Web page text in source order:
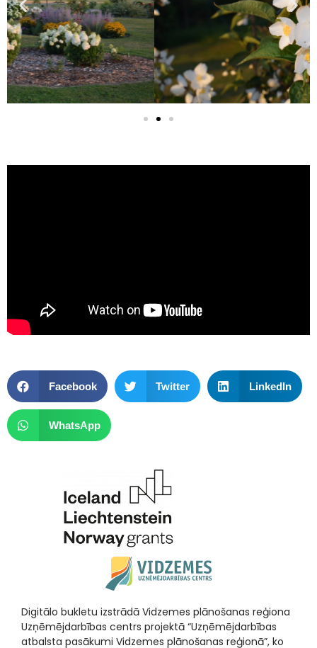
Facebook Twitter LinkedIn
WhatsApp
Digitālo bukletu izstrādā Vidzemes plānošanas reģiona
Uzņēmējdarbības centrs projektā “Uzņēmējdarbības
atbalsta pasākumi Vidzemes plānošanas reģionā”, ko